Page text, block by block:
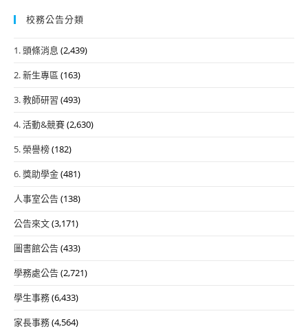
校務公告分類
1. 頭條消息 (2,439)
2. 新生專區 (163)
3. 教師研習 (493)
4. 活動&競賽(2,630)
5. 榮譽榜(182)
6. 獎助學金(481)
人事室公告(138)
公告來文(3,171)
圖書館公告(433)
學務處公告(2,721)
學生事務(6,433)
家長事務(4,564)